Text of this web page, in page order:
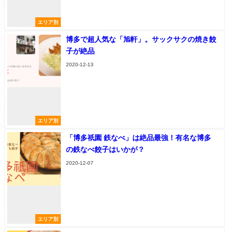
エリア別
エリア別
博多で超人気な「旭軒」。サックサクの焼き餃
子が絶品
2020-12-13
エリア別
「博多祇園 鉄なべ」は絶品最強！有名な博多
の鉄なべ餃子はいかが？
2020-12-07